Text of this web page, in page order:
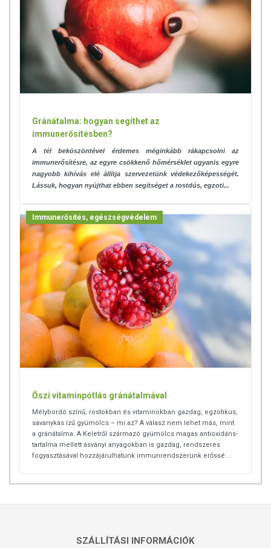
Gránátalma: hogyan segíthet az
immunerősítésben?
A tél beköszöntével érdemes méginkább rákapcsolni az
immunerősítésre, az egyre csökkenő hőmérséklet ugyanis egyre
nagyobb kihívás elé állítja szervezetünk védekezőképességét.
Lássuk, hogyan nyújthat ebben segítséget a rostdús, egzoti...
Immunerősítés, egészségvédelem
Őszi vitaminpótlás gránátalmával
Mélybordó színű, rostokban és vitaminokban gazdag, egzotikus,
savanykás ízű gyümölcs – mi az? A válasz nem lehet más, mint
a gránátalma. A Keletről származó gyümölcs magas antioxidáns-
tartalma mellett ásványi anyagokban is gazdag, rendszeres
fogyasztásával hozzájárulhatunk immunrendszerünk erőssé...
SZÁLLÍTÁSI INFORMÁCIÓK